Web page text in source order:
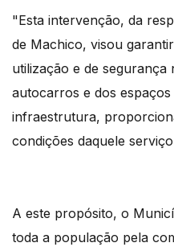
"Esta intervenção, da
de Machico, visou
utilização e de segurança
autocarros e dos
infraestrutura,
condições daquele
A este propósito, o
toda a população pela